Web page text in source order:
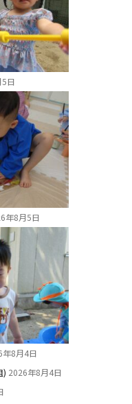
日
年8月5日
年8月4日
) 2026年8月4日